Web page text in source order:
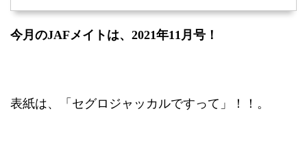
今月のJAFメイトは、2021年11月号！
表紙は、「セグロジャッカルですって」！！。